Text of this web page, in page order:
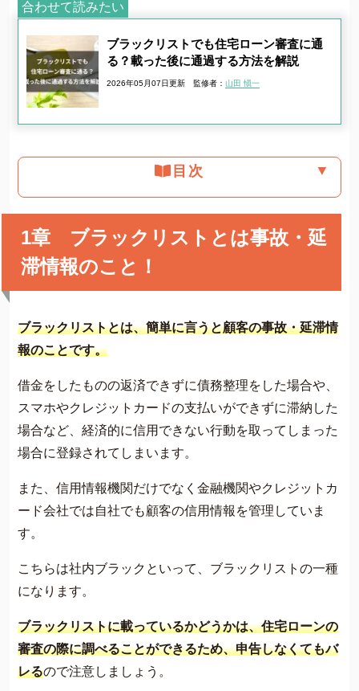
合わせて読みたい
ブラックリストでも住宅ローン審査に通
る？載った後に通過する方法を解説
2026年05月07日更新 監修者： 山田 愼一
目次 ▼
1章 ブラックリストとは事故・延
滞情報のこと！
ブラックリストとは、簡単に言うと顧客の事故・延滞情
報のことです。
借金をしたものの返済できずに債務整理をした場合や、
スマホやクレジットカードの支払いができずに滞納した
場合など、経済的に信用できない行動を取ってしまった
場合に登録されてしまいます。
また、信用情報機関だけでなく金融機関やクレジットカ
ード会社では自社でも顧客の信用情報を管理していま
す。
こちらは社内ブラックといって、ブラックリストの一種
になります。
ブラックリストに載っているかどうかは、住宅ローンの
審査の際に調べることができるため、申告しなくてもバ
レるので注意しましょう。